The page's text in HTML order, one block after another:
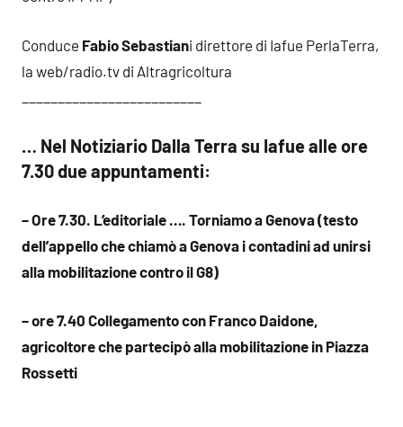
Conduce Fabio Sebastiani direttore di Iafue PerlaTerra,
la web/radio.tv di Altragricoltura
… Nel Notiziario Dalla Terra su Iafue alle ore
7.30 due appuntamenti:
– Ore 7.30. L’editoriale …. Torniamo a Genova (testo
dell’appello che chiamò a Genova i contadini ad unirsi
alla mobilitazione contro il G8)
– ore 7.40 Collegamento con Franco Daidone,
agricoltore che partecipò alla mobilitazione in Piazza
Rossetti